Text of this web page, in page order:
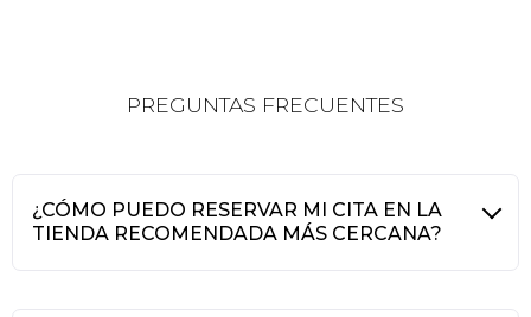
PREGUNTAS FRECUENTES
¿CÓMO PUEDO RESERVAR MI CITA EN LA
TIENDA RECOMENDADA MÁS CERCANA?